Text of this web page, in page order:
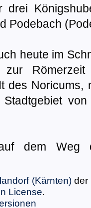
drei
Podebach
heute im
zur
des
dem Weg
(Kärnten)der
License.